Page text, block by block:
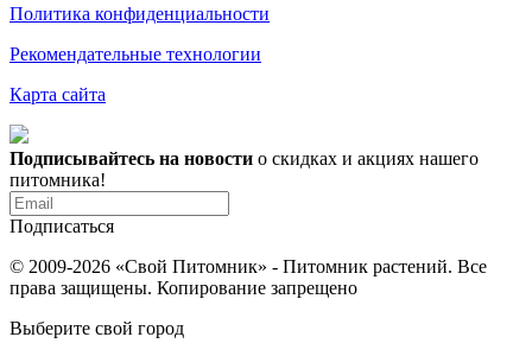
Политика конфиденциальности
Рекомендательные технологии
Карта сайта
Подписывайтесь на новости о скидках и акциях нашего
питомника!
Подписаться
© 2009-2026 «Свой Питомник» - Питомник растений. Все
права защищены. Копирование запрещено
Выберите свой город